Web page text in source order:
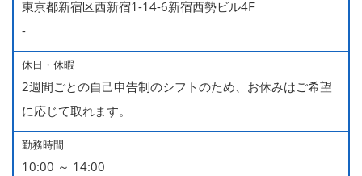
東京都新宿区西新宿1-14-6新宿西勢ビル4F
-
休日・休暇
2週間ごとの自己申告制のシフトのため、お休みはご希望
に応じて取れます。
勤務時間
10:00 ～ 14:00